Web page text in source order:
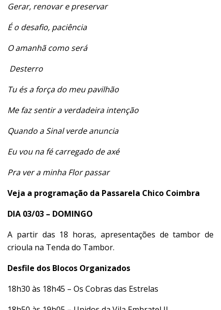
Gerar, renovar e preservar
É o desafio, paciência
O amanhã como será
Desterro
Tu és a força do meu pavilhão
Me faz sentir a verdadeira intenção
Quando a Sinal verde anuncia
Eu vou na fé carregado de axé
Pra ver a minha Flor passar
Veja a programação da Passarela Chico Coimbra
DIA 03/03 – DOMINGO
A partir das 18 horas, apresentações de tambor de
crioula na Tenda do Tambor.
Desfile dos Blocos Organizados
18h30 às 18h45 – Os Cobras das Estrelas